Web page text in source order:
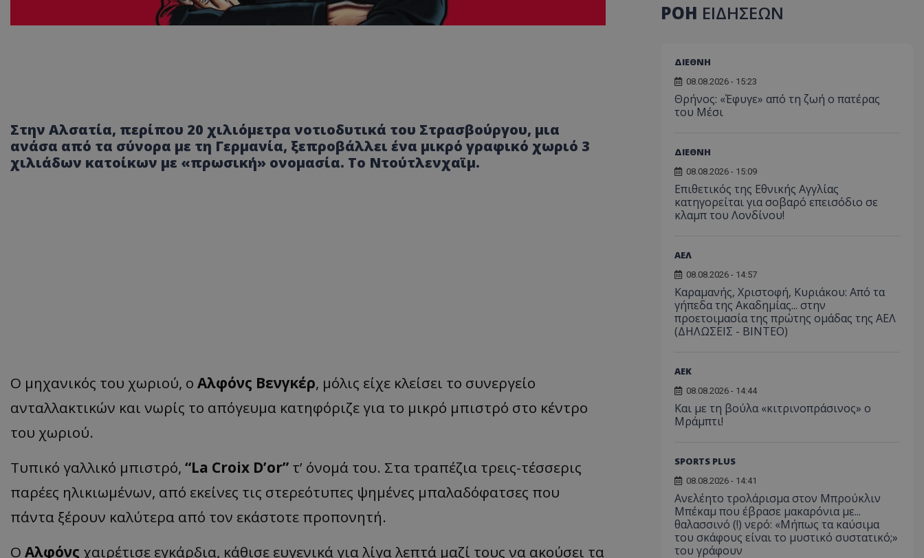
Στην Αλσατία, περίπου 20 χιλιόμετρα νοτιοδυτικά του Στρασβούργου, μια
ανάσα από τα σύνορα με τη Γερμανία, ξεπροβάλλει ένα μικρό γραφικό χωριό 3
χιλιάδων κατοίκων με «πρωσική» ονομασία. Το Ντούτλενχαϊμ.
Ο μηχανικός του χωριού, ο Αλφόνς Βενγκέρ, μόλις είχε κλείσει το συνεργείο
ανταλλακτικών και νωρίς το απόγευμα κατηφόριζε για το μικρό μπιστρό στο κέντρο
του χωριού.
Τυπικό γαλλικό μπιστρό, “La Croix D’or” τ’ όνομά του. Στα τραπέζια τρεις-τέσσερις
παρέες ηλικιωμένων, από εκείνες τις στερεότυπες ψημένες μπαλαδόφατσες που
πάντα ξέρουν καλύτερα από τον εκάστοτε προπονητή.
Ο Αλφόνς χαιρέτισε εγκάρδια, κάθισε ευγενικά για λίγα λεπτά μαζί τους να ακούσει τα
ΡΟΗ ΕΙΔΗΣΕΩΝ
ΔΙΕΘΝΗ
08.08.2026 - 15:23
Θρήνος: «Έφυγε» από τη ζωή ο πατέρας
του Μέσι
ΔΙΕΘΝΗ
08.08.2026 - 15:09
Επιθετικός της Εθνικής Αγγλίας
κατηγορείται για σοβαρό επεισόδιο σε
κλαμπ του Λονδίνου!
ΑΕΛ
08.08.2026 - 14:57
Καραμανής, Χριστοφή, Κυριάκου: Από τα
γήπεδα της Ακαδημίας... στην
προετοιμασία της πρώτης ομάδας της ΑΕΛ
(ΔΗΛΩΣΕΙΣ - ΒΙΝΤΕΟ)
ΑEK
08.08.2026 - 14:44
Και με τη βούλα «κιτρινοπράσινος» ο
Μράμπτι!
SPORTS PLUS
08.08.2026 - 14:41
Ανελέητο τρολάρισμα στον Μπρούκλιν
Μπέκαμ που έβρασε μακαρόνια με...
θαλασσινό (!) νερό: «Μήπως τα καύσιμα
του σκάφους είναι το μυστικό συστατικό;»
του γράφουν